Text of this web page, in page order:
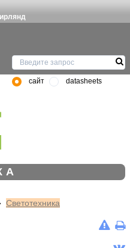
сайт datasheets
Светотехника